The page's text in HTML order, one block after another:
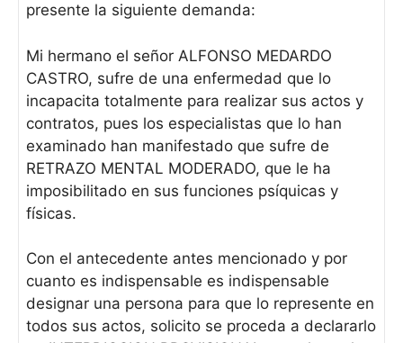
presente la siguiente demanda:
Mi hermano el señor ALFONSO MEDARDO
CASTRO, sufre de una enfermedad que lo
incapacita totalmente para realizar sus actos y
contratos, pues los especialistas que lo han
examinado han manifestado que sufre de
RETRAZO MENTAL MODERADO, que le ha
imposibilitado en sus funciones psíquicas y
físicas.
Con el antecedente antes mencionado y por
cuanto es indispensable es indispensable
designar una persona para que lo represente en
todos sus actos, solicito se proceda a declararlo